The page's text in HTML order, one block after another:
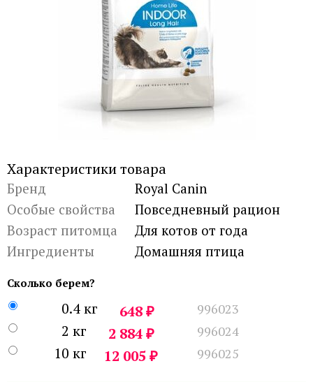
Характеристики товара
Бренд
Royal Canin
Особые свойства
Повседневный рацион
Возраст питомца
Для котов от года
Ингредиенты
Домашняя птица
Сколько берем?
0.4 кг 648₽ 996023
2 кг 2 884₽ 996024
10 кг 12 005₽ 996025